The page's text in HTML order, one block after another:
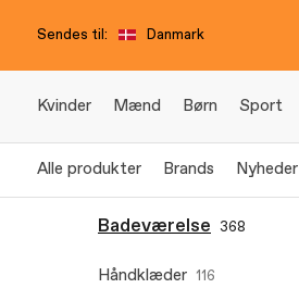
Sendes til: Danmark
Kvinder Mænd Børn Sport
Alle produkter Brands Nyheder
Badeværelse 368
Håndklæder 116